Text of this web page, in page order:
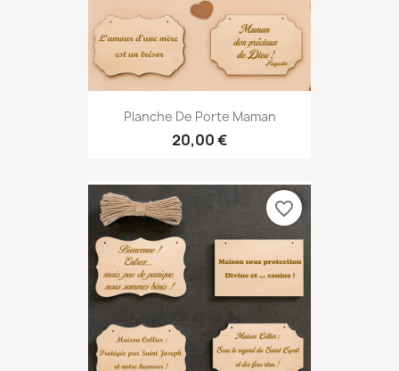
Planche De Porte Maman
20,00 €
favorite_border